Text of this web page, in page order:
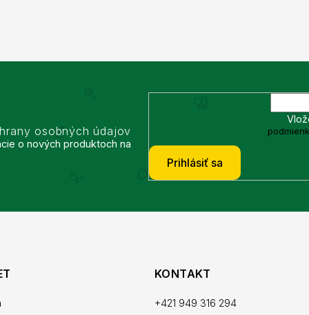
osobných údajov
o nových produktoch na
Prihlásiť sa
KONTAKT
+421 949 316 294